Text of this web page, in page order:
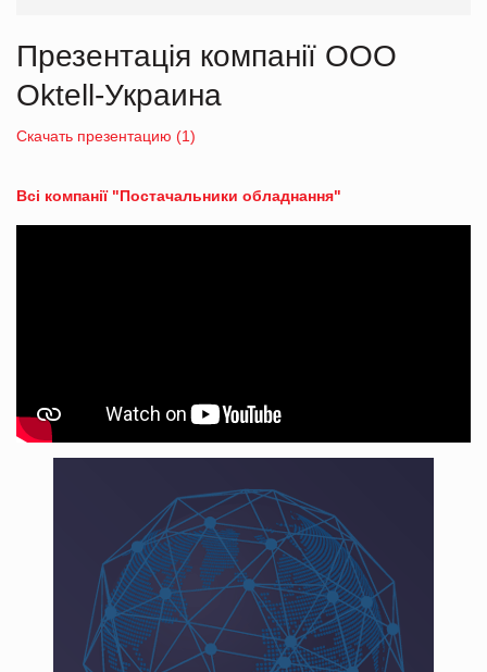
Презентація компанії ООО
Oktell-Украина
Скачать презентацию (1)
Всі компанії "Постачальники обладнання"